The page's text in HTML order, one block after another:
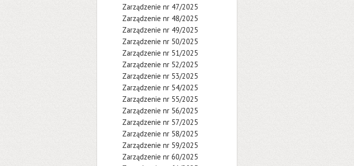
Zarządzenie nr 47/2025
Zarządzenie nr 48/2025
Zarządzenie nr 49/2025
Zarządzenie nr 50/2025
Zarządzenie nr 51/2025
Zarządzenie nr 52/2025
Zarządzenie nr 53/2025
Zarządzenie nr 54/2025
Zarządzenie nr 55/2025
Zarządzenie nr 56/2025
Zarządzenie nr 57/2025
Zarządzenie nr 58/2025
Zarządzenie nr 59/2025
Zarządzenie nr 60/2025